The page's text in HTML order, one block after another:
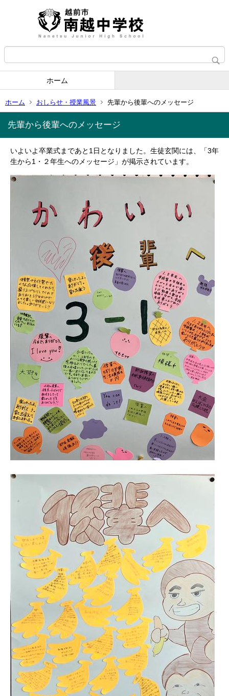
ホーム
ホーム おしらせ・授業風景 先輩から後輩へのメッセージ
先輩から後輩へのメッセージ
いよいよ卒業式まであと1日となりました。生徒玄関には、「3年
生から1・２年生へのメッセージ」が掲示されています。